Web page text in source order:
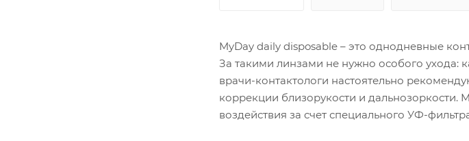
MyDay daily disposable – это однодневные
За такими линзами не нужно особого ухода:
врачи-контактологи настоятельно
коррекции близорукости и дальнозоркости.
воздействия за счет специального УФ-